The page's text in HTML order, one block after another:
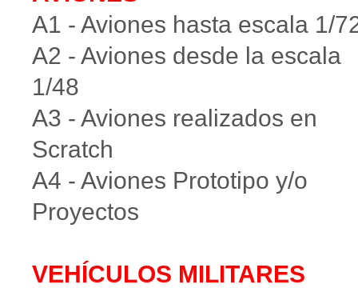
A1 - Aviones hasta escala 1/
A2 - Aviones desde la escala
1/48
A3 - Aviones realizados en
Scratch
A4 - Aviones Prototipo y/o
Proyectos
VEHÍCULOS MILITARES